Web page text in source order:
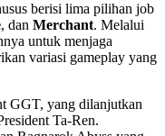
berisi lima pilihan job
, dan Merchant. Melalui
untuk menjaga
variasi gameplay yang
GGT, yang dilanjutkan
Ta-Ren.